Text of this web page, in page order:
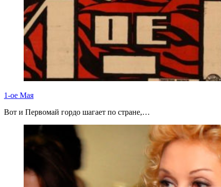
1-ое Мая
Вот и Первомай гордо шагает по стране,…